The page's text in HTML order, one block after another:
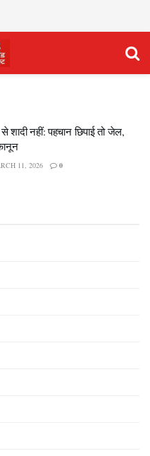
नहीं: पहचान छिपाई तो जेल,
11, 2026 0